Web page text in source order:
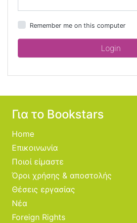
Remember me on this computer
Για το Bookstars
Home
Επικοινωνία
Ποιοί είμαστε
Όροι χρήσης & αποστολής
Θέσεις εργασίας
Νέα
Foreign Rights